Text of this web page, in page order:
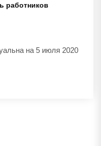
работников
на 5 июля 2020